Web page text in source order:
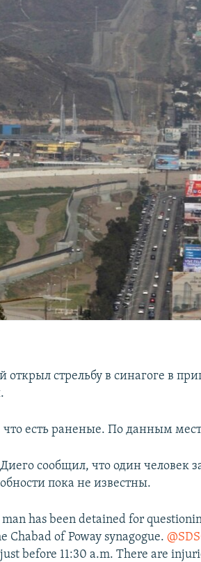
открыл стрельбу в синагоге в
что есть раненые. По данным
сообщил, что один человек
пока не известны.
has been detained for
Chabad of Poway synagogue.
before 11:30 a.m. There are